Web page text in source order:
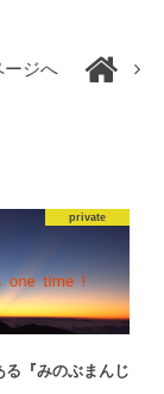
ージへ
private
る『みのぶまんじ